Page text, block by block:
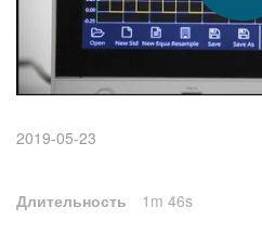
简体中文
日本語
한국어
繁體中文
2019-05-23
Длительность 1m 46s